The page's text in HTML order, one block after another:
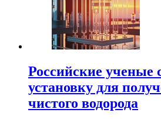
Российские ученые
установку для
чистого водорода